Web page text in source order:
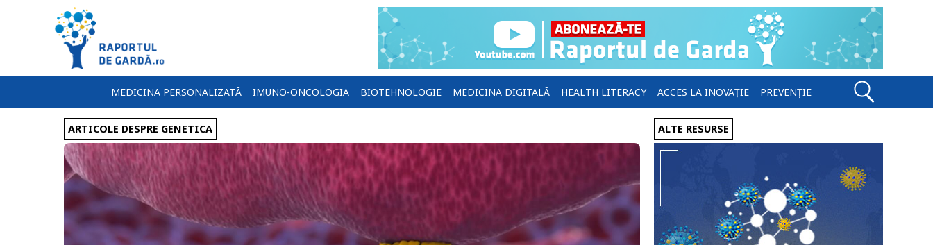
MEDICINA PERSONALIZATĂ IMUNO-ONCOLOGIA BIOTEHNOLOGIE MEDICINA DIGITALĂ HEALTH LITERACY ACCES LA INOVAȚIE PREVENȚIE
ARTICOLE DESPRE GENETICA ALTE RESURSE